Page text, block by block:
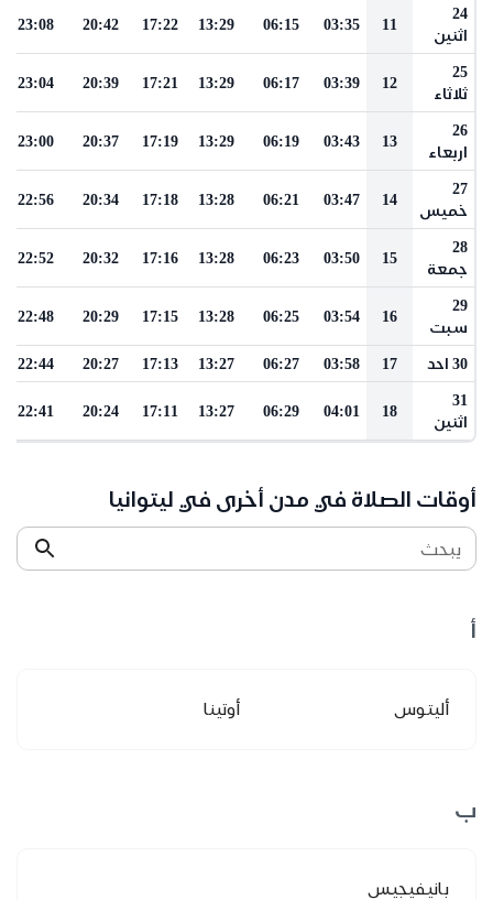
24
اثنين
11
03:35
06:15
13:29
17:22
20:42
23:08
25
ثلاثاء
12
03:39
06:17
13:29
17:21
20:39
23:04
26
اربعاء
13
03:43
06:19
13:29
17:19
20:37
23:00
27
خميس
14
03:47
06:21
13:28
17:18
20:34
22:56
28
جمعة
15
03:50
06:23
13:28
17:16
20:32
22:52
29
سبت
16
03:54
06:25
13:28
17:15
20:29
22:48
30 احد 17
03:58
06:27
13:27
17:13
20:27
22:44
31
اثنين
18
04:01
06:29
13:27
17:11
20:24
22:41
أوقات الصلاة في مدن أخرى في ليتوانيا
يبحث
أ
أليتوس أوتينا
ب
بانيفيجيس